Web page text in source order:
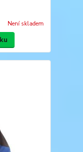
Není skladem